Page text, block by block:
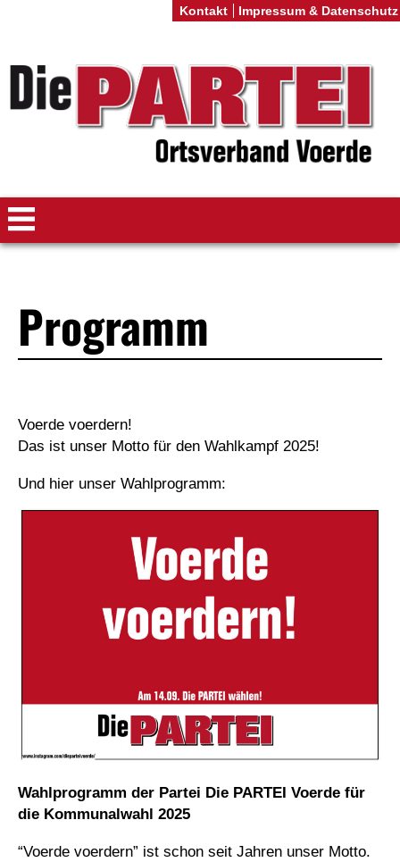
Programm
Voerde voerdern!
Das ist unser Motto für den Wahlkampf 2025!
Und hier unser Wahlprogramm:
Wahlprogramm der Partei Die PARTEI Voerde für
die Kommunalwahl 2025
“Voerde voerdern” ist schon seit Jahren unser Motto.
Kontakt Impressum & Datenschutz